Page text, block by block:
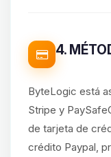
4.
ByteLogic está
Stripe y
de tarjeta de
crédito Paypal,